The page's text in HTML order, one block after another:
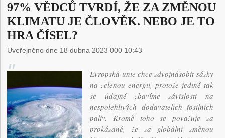
97% VĚDCŮ TVRDÍ, ŽE ZA ZMĚNOU
KLIMATU JE ČLOVĚK. NEBO JE TO
HRA ČÍSEL?
Uveřejněno dne 18 dubna 2023 000 10:43
Evropská unie chce zdvojnásobit sázky
na zelenou energii, protože jedině tak
se údajně zbavíme závislosti na
nespolehlivých dodavatelích fosilních
paliv. Kromě toho se považuje za
prokázané, že za globální změnou